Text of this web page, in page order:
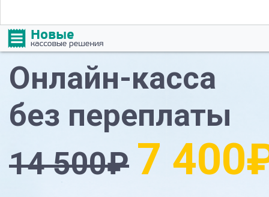
Онлайн-касса
без переплаты
14 500₽ 7